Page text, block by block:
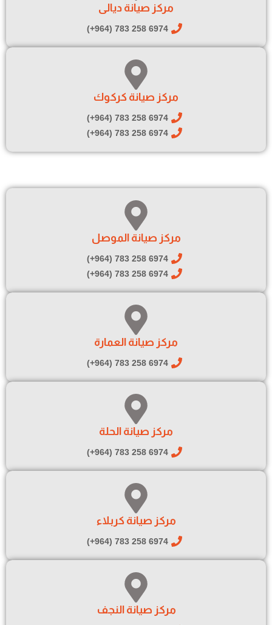
مركز صيانة ديالى
6974 258 783 (964+)
مركز صيانة كركوك
6974 258 783 (964+)
6974 258 783 (964+)
مركز صيانة الموصل
6974 258 783 (964+)
6974 258 783 (964+)
مركز صيانة العمارة
6974 258 783 (964+)
مركز صيانة الحلة
6974 258 783 (964+)
مركز صيانة كربلاء
6974 258 783 (964+)
مركز صيانة النجف